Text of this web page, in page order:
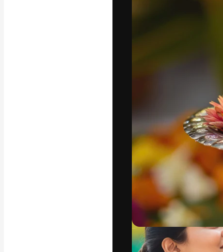
Video şablonları
stüdyolar
Copyright © 2010-